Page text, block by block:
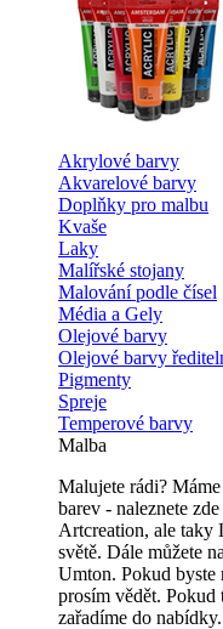
Akrylové barvy
Akvarelové barvy
Doplňky pro malbu
Kvaše
Laky
Malířské stojany
Malování podle čísel
Média a Gely
Olejové barvy
Olejové barvy
Pigmenty
Spreje
Temperové barvy
Malba
Malujete rádi?
barev - naleznete
Artcreation, ale taky
světě. Dále můžete
Umton. Pokud byste
prosím vědět.
zařadíme do nabídky.